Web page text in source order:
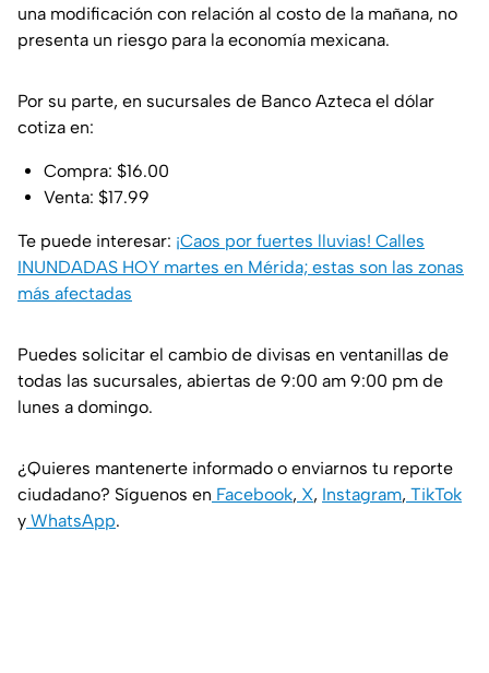
una modificación con relación al costo de la mañana, no
presenta un riesgo para la economía mexicana.
Por su parte, en sucursales de Banco Azteca el dólar
cotiza en:
Compra: $16.00
Venta: $17.99
Te puede interesar: ¡Caos por fuertes lluvias! Calles
INUNDADAS HOY martes en Mérida; estas son las zonas
más afectadas
Puedes solicitar el cambio de divisas en ventanillas de
todas las sucursales, abiertas de 9:00 am 9:00 pm de
lunes a domingo.
¿Quieres mantenerte informado o enviarnos tu reporte
ciudadano? Síguenos en Facebook, X, Instagram, TikTok
y WhatsApp.